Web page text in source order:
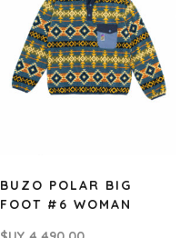
BUZO POLAR BIG
FOOT #6 WOMAN